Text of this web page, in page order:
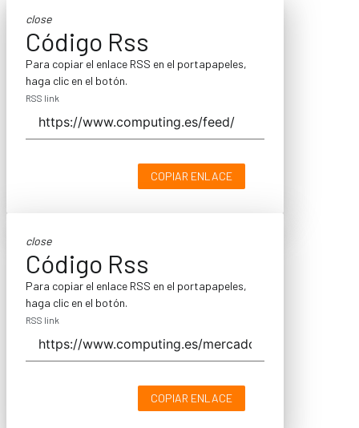
close
Código Rss
Para copiar el enlace RSS en el portapapeles,
haga clic en el botón.
RSS link
COPIAR ENLACE
close
Código Rss
Para copiar el enlace RSS en el portapapeles,
haga clic en el botón.
RSS link
COPIAR ENLACE